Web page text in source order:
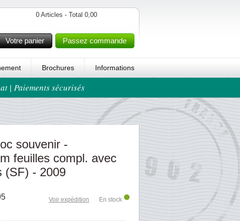
0 Articles - Total 0,00
Votre panier Passez commande
Brochures Informations
| Paiements sécurisés
souvenir -
feuilles compl. avec
(SF) - 2009
Voir expédition En stock